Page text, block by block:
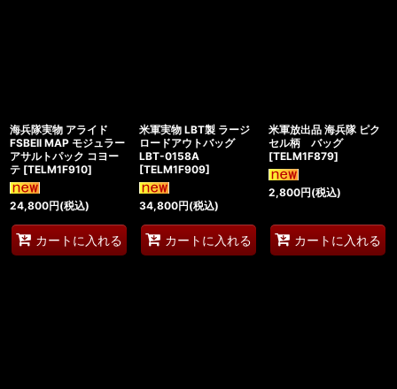
海兵隊実物 アライド
FSBEII MAP モジュラー
アサルトパック コヨー
テ [TELM1F910]
24,800円(税込)
カートに入れる
米軍実物 LBT製 ラージ
ロードアウトバッグ
LBT-0158A
[TELM1F909]
34,800円(税込)
カートに入れる
米軍放出品 海兵隊 ピク
セル柄 バッグ
[TELM1F879]
2,800円(税込)
カートに入れる